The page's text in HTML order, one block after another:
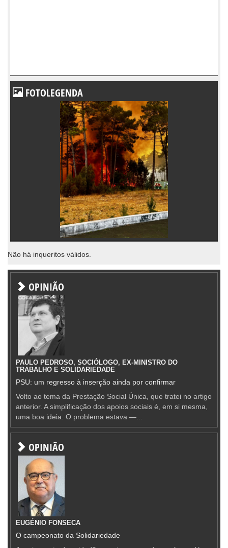
FOTOLEGENDA
Não há inqueritos válidos.
OPINIÃO
PAULO PEDROSO, SOCIÓLOGO, EX-MINISTRO DO
TRABALHO E SOLIDARIEDADE
PSU: um regresso à inserção ainda por confirmar
Volto ao tema da Prestação Social Única, que tratei no artigo
anterior. A simplificação dos apoios sociais é, em si mesma,
uma boa ideia. O problema estava —...
OPINIÃO
EUGÉNIO FONSECA
O campeonato da Solidariedade